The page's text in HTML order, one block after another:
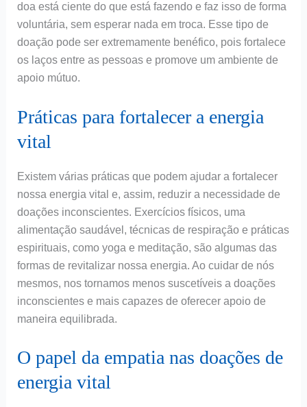
doa está ciente do que está fazendo e faz isso de forma
voluntária, sem esperar nada em troca. Esse tipo de
doação pode ser extremamente benéfico, pois fortalece
os laços entre as pessoas e promove um ambiente de
apoio mútuo.
Práticas para fortalecer a energia
vital
Existem várias práticas que podem ajudar a fortalecer
nossa energia vital e, assim, reduzir a necessidade de
doações inconscientes. Exercícios físicos, uma
alimentação saudável, técnicas de respiração e práticas
espirituais, como yoga e meditação, são algumas das
formas de revitalizar nossa energia. Ao cuidar de nós
mesmos, nos tornamos menos suscetíveis a doações
inconscientes e mais capazes de oferecer apoio de
maneira equilibrada.
O papel da empatia nas doações de
energia vital